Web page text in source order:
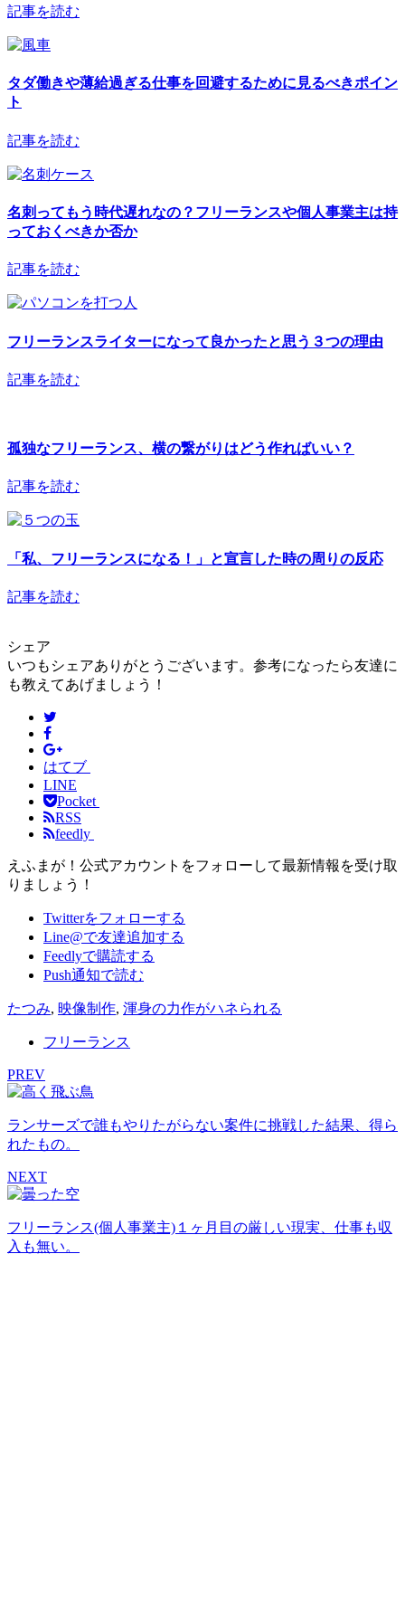
記事を読む
タダ働きや薄給過ぎる仕事を回避するために見るべきポイン
ト
記事を読む
名刺ってもう時代遅れなの？フリーランスや個人事業主は持
っておくべきか否か
記事を読む
フリーランスライターになって良かったと思う３つの理由
記事を読む
孤独なフリーランス、横の繋がりはどう作ればいい？
記事を読む
「私、フリーランスになる！」と宣言した時の周りの反応
記事を読む
シェア
いつもシェアありがとうございます。参考になったら友達に
も教えてあげましょう！
はてブ
LINE
Pocket
RSS
feedly
えふまが！公式アカウントをフォローして最新情報を受け取
りましょう！
Twitterをフォローする
Line@で友達追加する
Feedlyで購読する
Push通知で読む
たつみ, 映像制作, 渾身の力作がハネられる
フリーランス
PREV
ランサーズで誰もやりたがらない案件に挑戦した結果、得ら
れたもの。
NEXT
フリーランス(個人事業主)１ヶ月目の厳しい現実、仕事も収
入も無い。